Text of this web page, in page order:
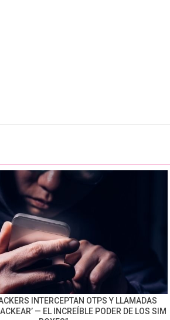
INTERCEPTAN OTPS Y LLAMADAS
— EL INCREÍBLE PODER DE LOS SIM